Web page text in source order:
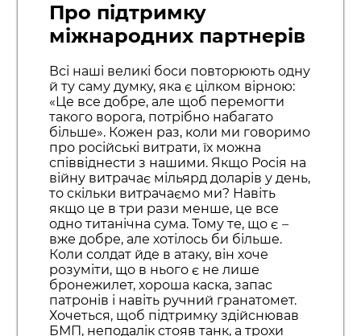
Про підтримку
міжнародних партнерів
Всі наші великі боси повторюють одну
й ту саму думку, яка є цілком вірною:
«Це все добре, але щоб перемогти
такого ворога, потрібно набагато
більше». Кожен раз, коли ми говоримо
про російські витрати, їх можна
співвіднести з нашими. Якщо Росія на
війну витрачає мільярд доларів у день,
то скільки витрачаємо ми? Навіть
якщо це в три рази менше, це все
одно титанічна сума. Тому те, що є –
вже добре, але хотілось би більше.
Коли солдат йде в атаку, він хоче
розуміти, що в нього є не лише
бронежилет, хороша каска, запас
патронів і навіть ручний гранатомет.
Хочеться, щоб підтримку здійснював
БМП, неподалік стояв танк, а трохи